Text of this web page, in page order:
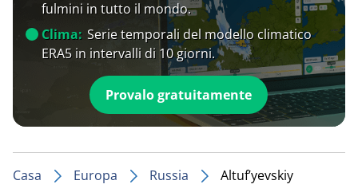
fulmini in tutto il mondo.
Clima: Serie temporali del modello climatico
ERA5 in intervalli di 10 giorni.
Provalo gratuitamente
Casa Europa Russia Altuf’yevskiy